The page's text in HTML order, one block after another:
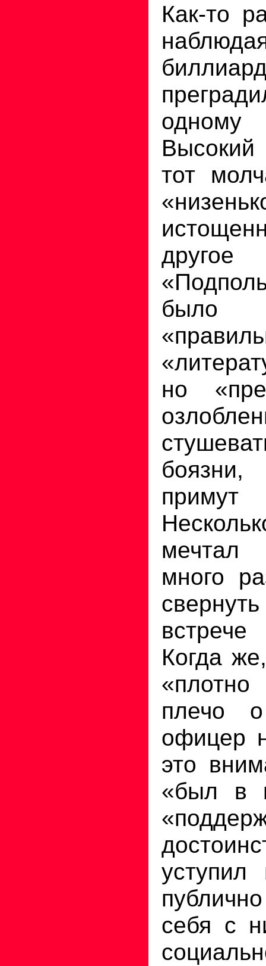
Как-то
тот
было
но
много
Когда
плечо
офицер
это
«был в
себя с